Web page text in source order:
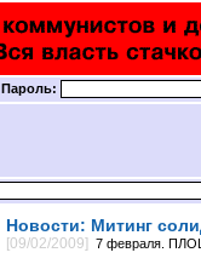
Пароль:
Новости: Митинг
[09/02/2009]
7 февраля.